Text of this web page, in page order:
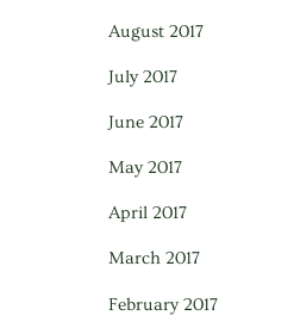
August 2017
July 2017
June 2017
May 2017
April 2017
March 2017
February 2017